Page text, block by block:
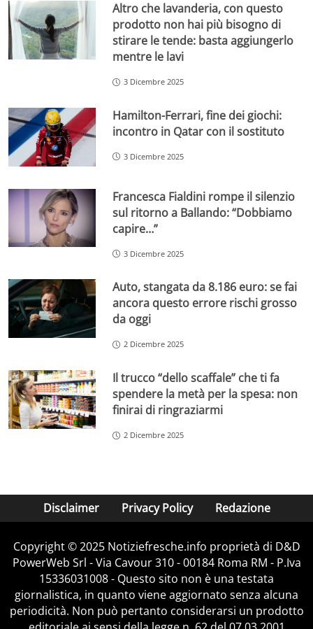
Altro che lavanderia, con questo
prodotto non hai più bisogno di
stirare le tende: basta aggiungerlo
mentre le lavi
3 Dicembre 2025
Hamilton-Ferrari, fine dei giochi:
incontro in Qatar con il sostituto
3 Dicembre 2025
Francesca Fialdini rompe il silenzio
sul ritorno a Ballando: “Dobbiamo
capire…”
3 Dicembre 2025
Auto, stangata da 8.186 euro: se fai
ancora questo errore rischi grosso
da oggi
2 Dicembre 2025
Il trucco “dello scaffale” che ti fa
spendere la metà per la spesa: non
finirai di ringraziarmi
2 Dicembre 2025
Disclaimer Privacy Policy Redazione
Copyright © 2025 Notiziefresche.info proprietà di D&D
PowerWeb Srl - Via Cavour 310 - 00184 Roma RM - P.Iva
15336031008 - Questo sito non è una testata
giornalistica, in quanto viene aggiornato senza alcuna
periodicità. Non può pertanto considerarsi un prodotto